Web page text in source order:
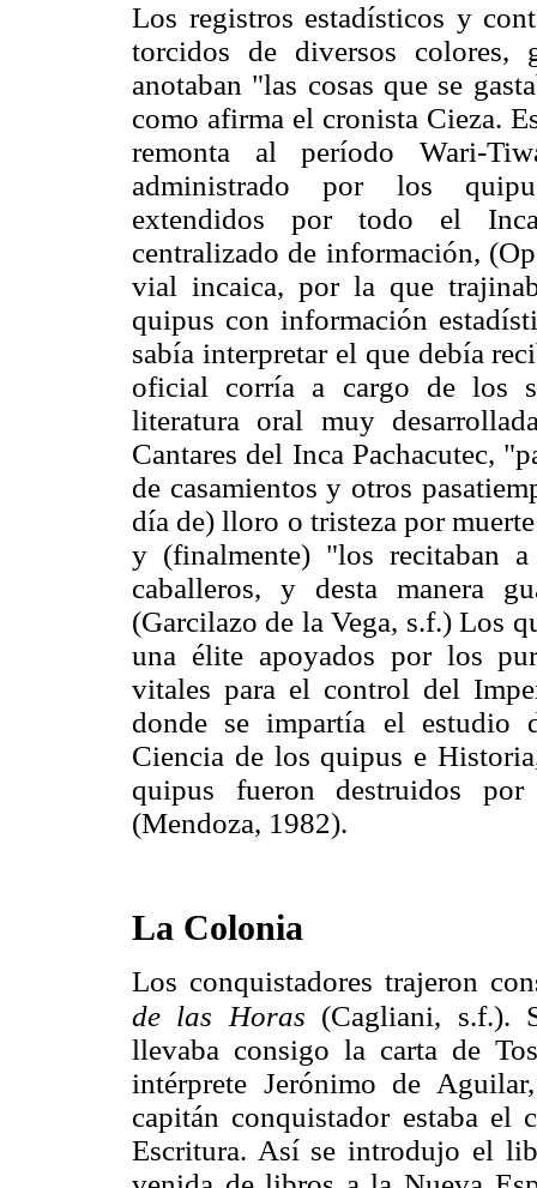
Los registros estadísticos y
torcidos de diversos colores,
anotaban "las cosas que se
como afirma el cronista Cieza.
remonta al período Wari-
administrado por los
extendidos por todo el
centralizado de información,
vial incaica, por la que
quipus con información
sabía interpretar el que debía
oficial corría a cargo de los
literatura oral muy
Cantares del Inca Pachacutec,
de casamientos y otros
día de) lloro o tristeza por
y (finalmente) "los recitaban
caballeros, y desta manera
(Garcilazo de la Vega, s.f.) Los
una élite apoyados por los
vitales para el control del
donde se impartía el estudio
Ciencia de los quipus e
quipus fueron destruidos
(Mendoza, 1982).
La Colonia
Los conquistadores trajeron
de las Horas (Cagliani, s.f.).
llevaba consigo la carta de
intérprete Jerónimo de
capitán conquistador estaba el
Escritura. Así se introdujo el